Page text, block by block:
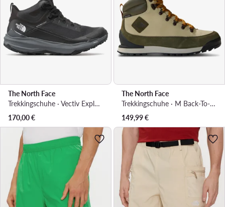
The North Face
Trekkingschuhe · Vectiv Exploris 2 Mid NF0A7W6ANY71 · Schwarz
170,00€
The North Face
Trekkingschuhe · M Back-To-Berkeley Iv Textile Wp NF0A81778KO1 · Beige
149,99€